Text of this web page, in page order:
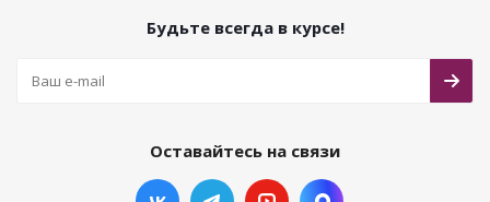
Будьте всегда в курсе!
Оставайтесь на связи